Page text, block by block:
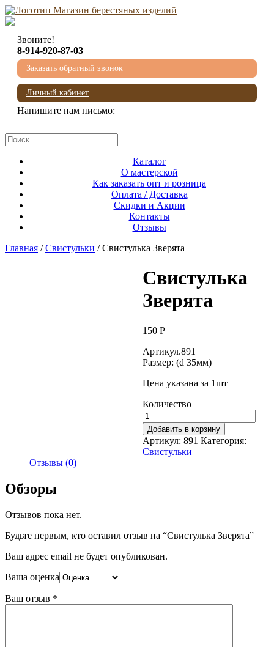
Звоните!
8-914-920-87-03
Заказать обратный звонок
Личный кабинет
Напишите нам письмо:
Каталог
О мастерской
Как заказать опт и розница
Оплата / Доставка
Скидки и Акции
Контакты
Отзывы
Главная /Свистульки / Свистулька Зверята
Свистулька
Зверята
150 Р
Артикул.891
Размер: (d 35мм)
Цена указана за 1шт
Количество
Добавить в корзину
Артикул: 891 Категория:
Свистульки
Отзывы (0)
Обзоры
Отзывов пока нет.
Будьте первым, кто оставил отзыв на “Свистулька Зверята”
Ваш адрес email не будет опубликован.
Ваша оценка
Ваш отзыв *